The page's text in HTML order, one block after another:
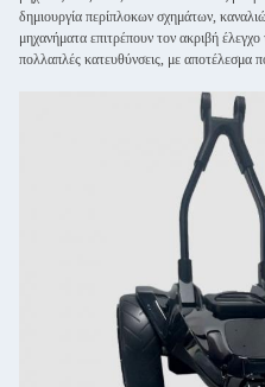
δημιουργία περίπλοκων σχημάτων,
μηχανήματα επιτρέπουν τον ακριβή
πολλαπλές κατευθύνσεις, με αποτέλεσμα